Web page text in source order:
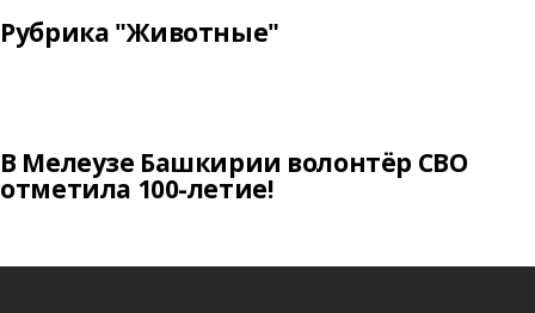
Рубрика "Животные"
В Мелеузе Башкирии волонтёр СВО
отметила 100-летие!